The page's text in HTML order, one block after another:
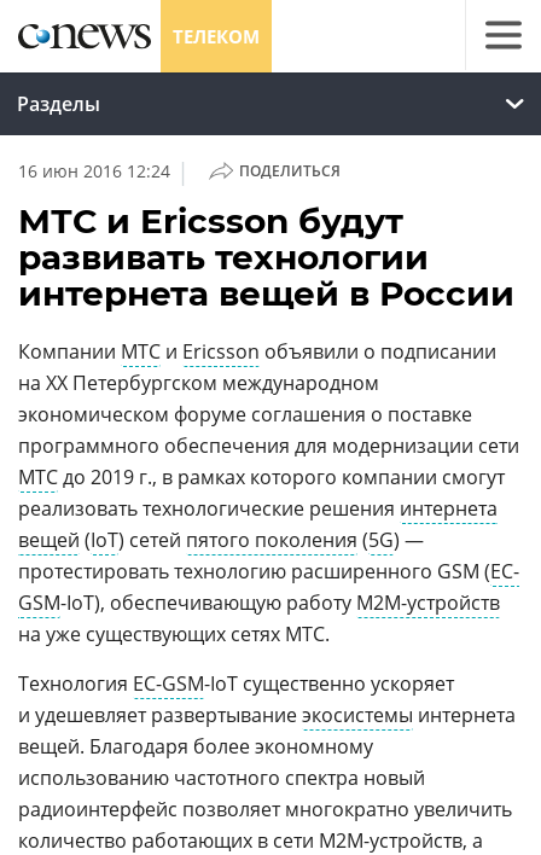
ТЕЛЕКОМ
Разделы
16 июн 2016 12:24 | ПОДЕЛИТЬСЯ
МТС и Ericsson будут
развивать технологии
интернета вещей в России
Компании МТС и Ericsson объявили о подписании
на ХХ Петербургском международном
экономическом форуме соглашения о поставке
программного обеспечения для модернизации сети
МТСдо 2019 г., в рамках которого компании смогут
реализовать технологические решения интернета
вещей (IoT) сетей пятого поколения (5G) —
протестировать технологию расширенного GSM (EC-
GSM-IoT), обеспечивающую работу М2М-устройств
на уже существующих сетях МТС.
Технология EC-GSM-IoT существенно ускоряет
и удешевляет развертываниеэкосистемы интернета
вещей. Благодаря более экономному
использованию частотного спектра новый
радиоинтерфейс позволяет многократно увеличить
количество работающих в сети M2M-устройств, а